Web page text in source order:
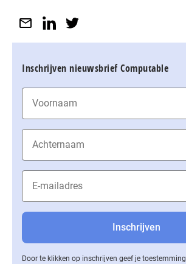
Inschrijven nieuwsbrief Computable
Door te klikken op inschrijven geef je